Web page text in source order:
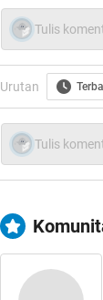
Quote:
Tulis
Urutan
Tulis